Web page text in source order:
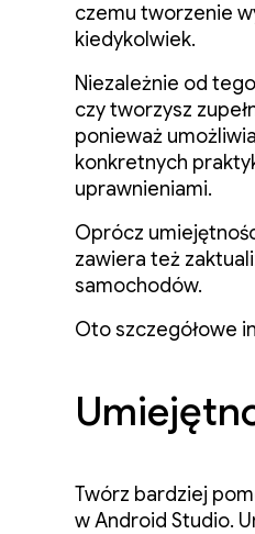
czemu tworzenie
kiedykolwiek.
Niezależnie od
czy tworzysz
ponieważ
konkretnych
uprawnieniami.
Oprócz
zawiera też
samochodów.
Oto szczegółowe
Twórz bardziej
w Android Studio.